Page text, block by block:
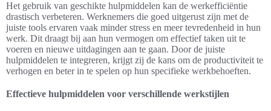
Het gebruik van geschikte hulpmiddelen kan de werkefficiëntie
drastisch verbeteren. Werknemers die goed uitgerust zijn met de
juiste tools ervaren vaak minder stress en meer tevredenheid in hun
werk. Dit draagt bij aan hun vermogen om effectief taken uit te
voeren en nieuwe uitdagingen aan te gaan. Door de juiste
hulpmiddelen te integreren, krijgt zij de kans om de productiviteit te
verhogen en beter in te spelen op hun specifieke werkbehoeften.
Effectieve hulpmiddelen voor verschillende werkstijlen